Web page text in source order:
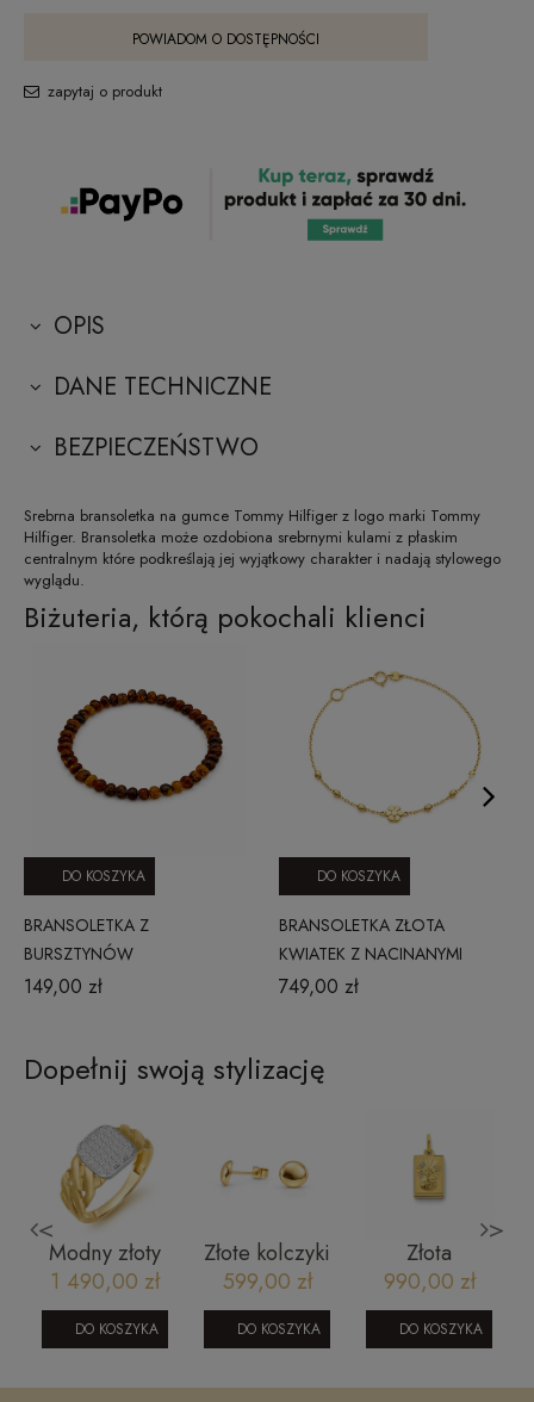
POWIADOM O DOSTĘPNOŚCI
zapytaj o produkt
OPIS
DANE TECHNICZNE
BEZPIECZEŃSTWO
Srebrna bransoletka na gumce Tommy Hilfiger z logo marki Tommy
Hilfiger. Bransoletka może ozdobiona srebrnymi kulami z płaskim
centralnym które podkreślają jej wyjątkowy charakter i nadają stylowego
wyglądu.
Biżuteria, którą pokochali klienci
BRANSOLETKA Z
BURSZTYNÓW
149,00 zł
DO KOSZYKA
BRANSOLETKA ZŁOTA
KWIATEK Z NACINANYMI
KULECZKAMI 2205202334
749,00 zł
DO KOSZYKA
Dopełnij swoją stylizację
<
Modny złoty
pierścionek
1104202313
1 490,00 zł
DO KOSZYKA
Złote kolczyki
pastylki 585
1605202376
599,00 zł
DO KOSZYKA
Złota
zawieszka
Matka Boska
Częstochowska
w
prostokątnej
990,00 zł
DO KOSZYKA
>